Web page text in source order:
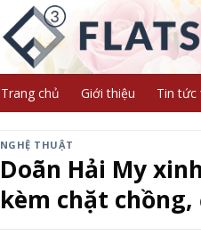
Trang chủ Giới thiệu Tin tức
NGHỆ THUẬT
Doãn Hải My
kèm chặt